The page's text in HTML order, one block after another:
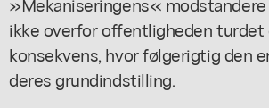
ikke overfor offentligheden turdet
konsekvens, hvor følgerigtig den
deres grundindstilling.